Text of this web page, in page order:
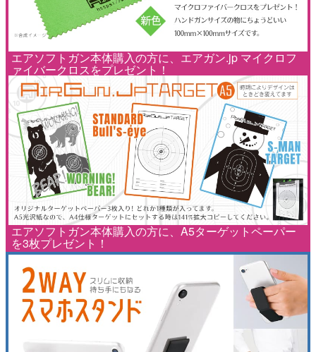
エアソフトガン本体購入の方に、エアガン.jp マイクロフ
ァイバークロスをプレゼント！
エアソフトガン本体購入の方に、A5ターゲットペーパー
を3枚プレゼント！